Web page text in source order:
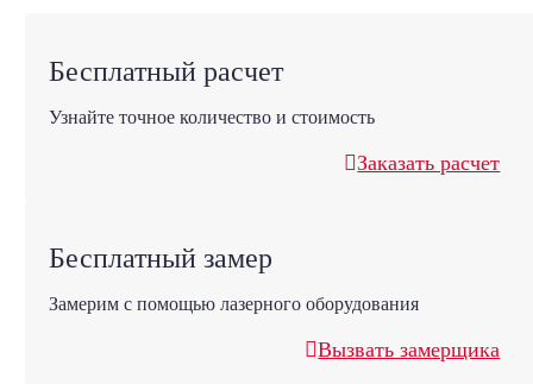
Бесплатный расчет
Узнайте точное количество и стоимость
Заказать расчет
Бесплатный замер
Замерим с помощью лазерного оборудования
Вызвать замерщика